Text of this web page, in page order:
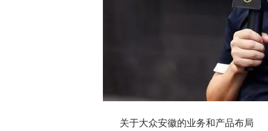
关于大众安徽的业务和产品布局